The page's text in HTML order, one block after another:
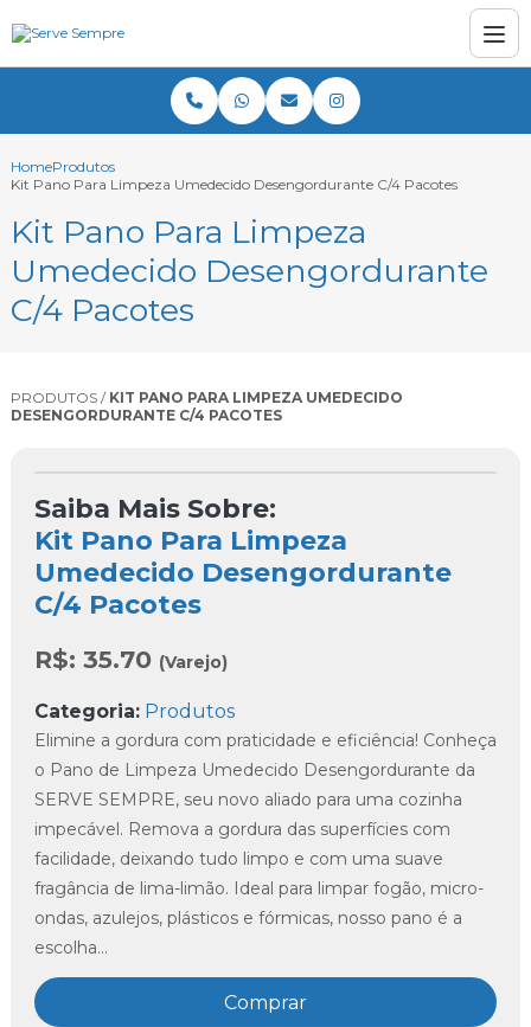
HomeProdutos
Kit Pano Para Limpeza Umedecido Desengordurante C/4 Pacotes
Kit Pano Para Limpeza
Umedecido Desengordurante
C/4 Pacotes
PRODUTOS / KIT PANO PARA LIMPEZA UMEDECIDO
DESENGORDURANTE C/4 PACOTES
Saiba Mais Sobre:
Kit Pano Para Limpeza
Umedecido Desengordurante
C/4 Pacotes
R$: 35.70 (Varejo)
Categoria: Produtos
Elimine a gordura com praticidade e eficiência! Conheça
o Pano de Limpeza Umedecido Desengordurante da
SERVE SEMPRE, seu novo aliado para uma cozinha
impecável. Remova a gordura das superfícies com
facilidade, deixando tudo limpo e com uma suave
fragância de lima-limão. Ideal para limpar fogão, micro-
ondas, azulejos, plásticos e fórmicas, nosso pano é a
escolha...
Comprar